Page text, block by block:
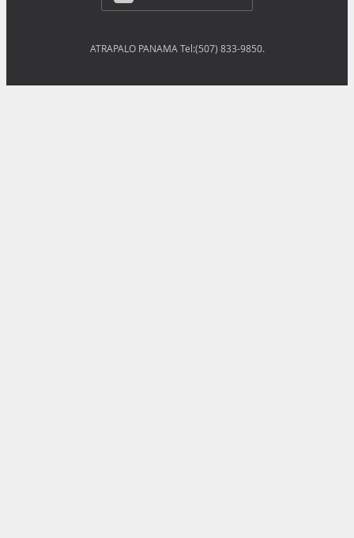
ATRAPALO PANAMA Tel:(507) 833-9850.